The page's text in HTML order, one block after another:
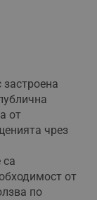
от
чрез
са
от
по